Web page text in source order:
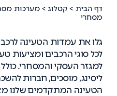
דף הבית > קטלוג > מערכות
מסחרי
לכל סוגי הרכבים ומציעות
למגזר העסקי והמסחרי. כולל
ליסינג, מוסכים, חברות
הטעינה המתקדמים שלנו